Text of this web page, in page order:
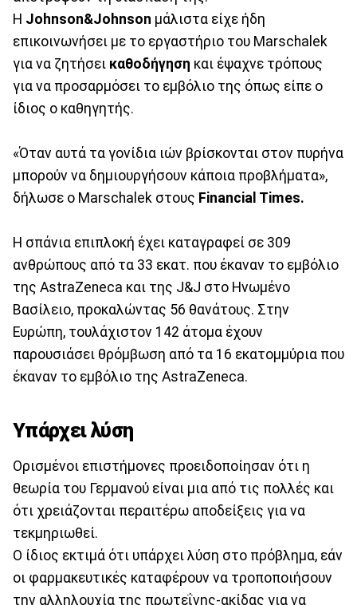
Η Johnson&Johnson μάλιστα είχε ήδη
επικοινωνήσει με το εργαστήριο του Marschalek
για να ζητήσει καθοδήγηση και έψαχνε τρόπους
για να προσαρμόσει το εμβόλιο της όπως είπε ο
ίδιος ο καθηγητής.
«Όταν αυτά τα γονίδια ιών βρίσκονται στον πυρήνα
μπορούν να δημιουργήσουν κάποια προβλήματα»,
δήλωσε ο Marschalek στους Financial Times.
Η σπάνια επιπλοκή έχει καταγραφεί σε 309
ανθρώπους από τα 33 εκατ. που έκαναν το εμβόλιο
της AstraZeneca και της J&J στο Ηνωμένο
Βασίλειο, προκαλώντας 56 θανάτους. Στην
Ευρώπη, τουλάχιστον 142 άτομα έχουν
παρουσιάσει θρόμβωση από τα 16 εκατομμύρια που
έκαναν το εμβόλιο της AstraZeneca.
Υπάρχει λύση
Ορισμένοι επιστήμονες προειδοποίησαν ότι η
θεωρία του Γερμανού είναι μια από τις πολλές και
ότι χρειάζονται περαιτέρω αποδείξεις για να
τεκμηριωθεί.
Ο ίδιος εκτιμά ότι υπάρχει λύση στο πρόβλημα, εάν
οι φαρμακευτικές καταφέρουν να τροποποιήσουν
την αλληλουχία της πρωτεΐνης-ακίδας για να